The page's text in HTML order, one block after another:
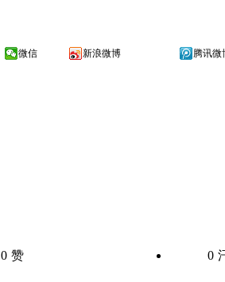
微信 新浪微博 腾讯微
0 赞 0